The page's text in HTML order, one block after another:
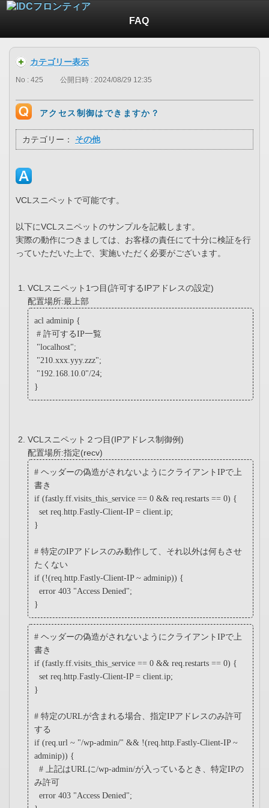
FAQ
カテゴリー表示
No : 425 公開日時 : 2024/08/29 12:35
アクセス制御はできますか？
カテゴリー： その他
VCLスニペットで可能です。
以下にVCLスニペットのサンプルを記載します。
実際の動作につきましては、お客様の責任にて十分に検証を行
っていただいた上で、実施いただく必要がございます。
VCLスニペット1つ目(許可するIPアドレスの設定)
配置場所:最上部
acl adminip {
# 許可するIP一覧
"localhost";
"210.xxx.yyy.zzz";
"192.168.10.0"/24;
}
VCLスニペット２つ目(IPアドレス制御例)
配置場所:指定(recv)
# ヘッダーの偽造がされないようにクライアントIPで上
書き
if (fastly.ff.visits_this_service == 0 && req.restarts == 0) {
set req.http.Fastly-Client-IP = client.ip;
}
# 特定のIPアドレスのみ動作して、それ以外は何もさせ
たくない
if (!(req.http.Fastly-Client-IP ~ adminip)) {
error 403 "Access Denied";
}
# ヘッダーの偽造がされないようにクライアントIPで上
書き
if (fastly.ff.visits_this_service == 0 && req.restarts == 0) {
set req.http.Fastly-Client-IP = client.ip;
}
# 特定のURLが含まれる場合、指定IPアドレスのみ許可
する
if (req.url ~ "/wp-admin/" && !(req.http.Fastly-Client-IP ~
adminip)) {
# 上記はURLに/wp-admin/が入っているとき、特定IPの
み許可
error 403 "Access Denied";